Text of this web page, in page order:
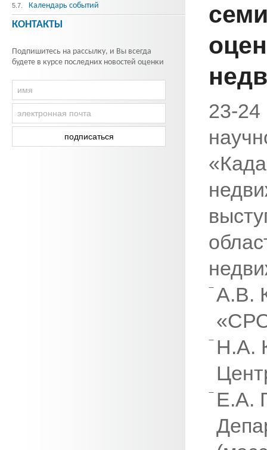
23-24
А.В.
Н.А.
Е.А.
5.7. Календарь событий
КОНТАКТЫ
Подпишитесь на рассылку, и Вы всегда
будете в курсе последних новостей оценки